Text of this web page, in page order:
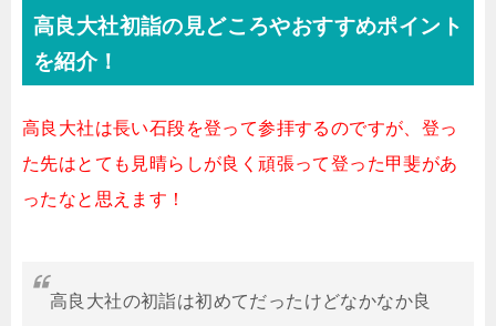
高良大社初詣の見どころやおすすめポイント
を紹介！
高良大社は長い石段を登って参拝するのですが、登っ
た先はとても見晴らしが良く頑張って登った甲斐があ
ったなと思えます！
高良大社の初詣は初めてだったけどなかなか良